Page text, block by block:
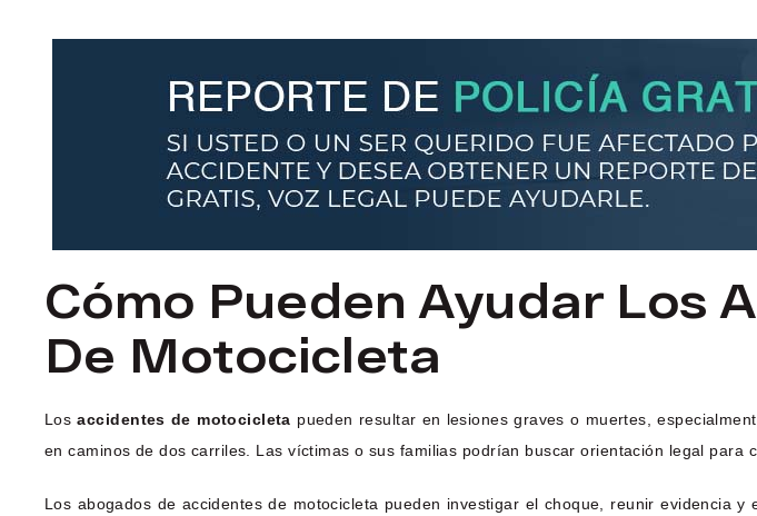
Cómo Pueden Ayudar Los
De Motocicleta
Losaccidentes de motocicleta pueden resultar en lesiones graves o muertes,
en caminos de dos carriles. Las víctimas o sus familias podrían buscar orientación legal para
Los abogados de accidentes de motocicleta pueden investigar el choque, reunir evidencia